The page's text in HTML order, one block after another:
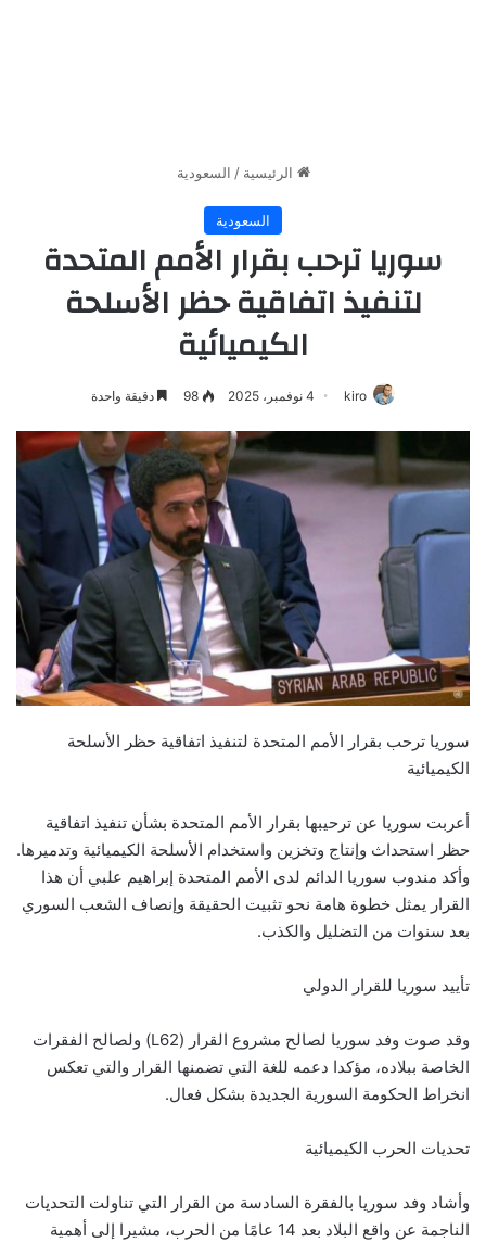
الرئيسية / السعودية
السعودية
سوريا ترحب بقرار الأمم المتحدة
لتنفيذ اتفاقية حظر الأسلحة
الكيميائية
kiro 4 نوفمبر، 2025 98 دقيقة واحدة
سوريا ترحب بقرار الأمم المتحدة لتنفيذ اتفاقية حظر الأسلحة
الكيميائية
أعربت سوريا عن ترحيبها بقرار الأمم المتحدة بشأن تنفيذ اتفاقية
حظر استحداث وإنتاج وتخزين واستخدام الأسلحة الكيميائية وتدميرها.
وأكد مندوب سوريا الدائم لدى الأمم المتحدة إبراهيم علبي أن هذا
القرار يمثل خطوة هامة نحو تثبيت الحقيقة وإنصاف الشعب السوري
بعد سنوات من التضليل والكذب.
تأييد سوريا للقرار الدولي
وقد صوت وفد سوريا لصالح مشروع القرار (L62) ولصالح الفقرات
الخاصة ببلاده، مؤكدا دعمه للغة التي تضمنها القرار والتي تعكس
انخراط الحكومة السورية الجديدة بشكل فعال.
تحديات الحرب الكيميائية
وأشاد وفد سوريا بالفقرة السادسة من القرار التي تناولت التحديات
الناجمة عن واقع البلاد بعد 14 عامًا من الحرب، مشيرا إلى أهمية